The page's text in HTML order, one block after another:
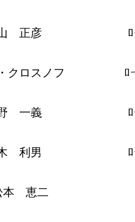
　正彦             ﾛｰ
クロスノフ         ﾛｰ
　一義             ﾛｰﾗ
　利男             ﾛｰ
　恵二             ﾛｰ